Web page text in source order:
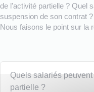
de l'activité partielle ? Quel
suspension de son contrat
Nous faisons le point sur la
Quels salariés
partielle ?